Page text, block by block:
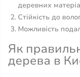
деревних
Стійкість до
Можливість
Як
дерева в